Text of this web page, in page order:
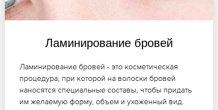
Ламинирование бровей
Ламинирование бровей - это косметическая
процедура, при которой на волоски бровей
наносятся специальные составы, чтобы придать
им желаемую форму, объем и ухоженный вид.